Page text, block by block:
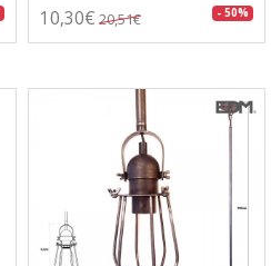
10,30€ 20,51€ - 50%